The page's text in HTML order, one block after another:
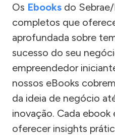
Os Ebooks do
completos que
aprofundada sobre
sucesso do seu
empreendedor
nossos eBooks
da ideia de negócio
inovação. Cada ebook
oferecer insights